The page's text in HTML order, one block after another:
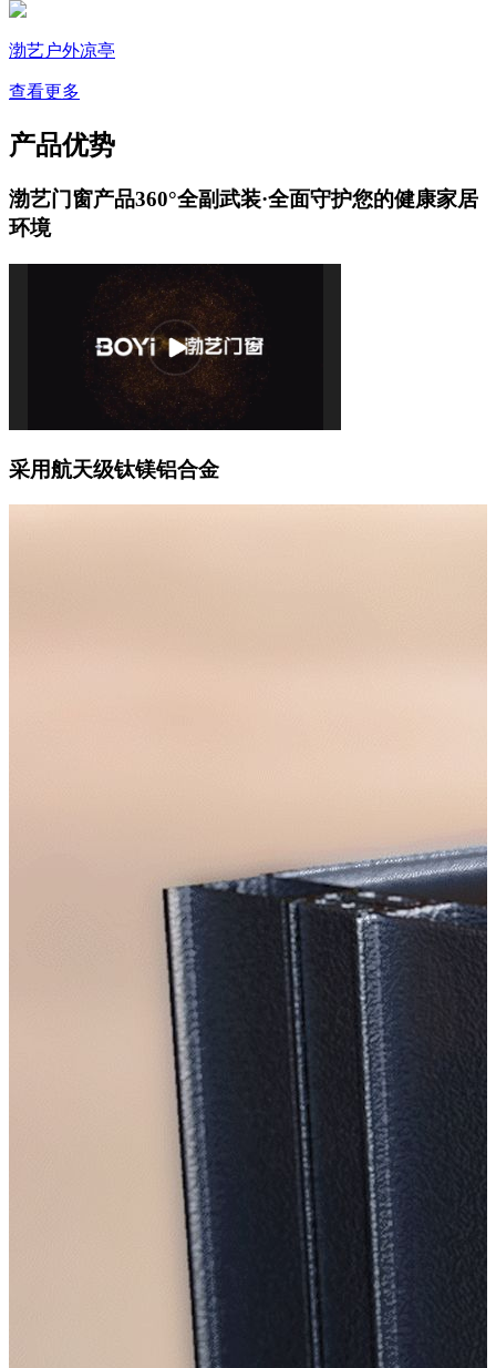
渤艺户外凉亭
查看更多
产品优势
渤艺门窗产品360°全副武装·全面守护您的健康家居
环境
采用航天级钛镁铝合金